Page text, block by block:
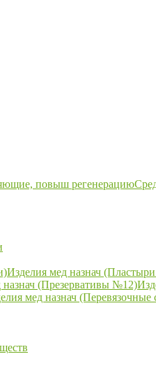
повыш регенерацию
Изделия мед назнач
назнач (Презервативы №12)
мед назнач (Перевязочные